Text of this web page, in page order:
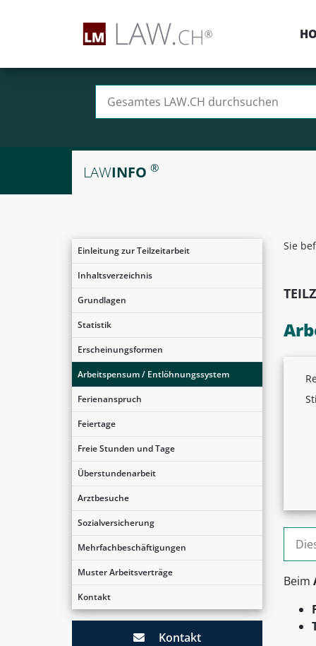
LAWINFO ®
Einleitung zur Teilzeitarbeit
Inhaltsverzeichnis
Grundlagen
Statistik
Erscheinungsformen
Arbeitspensum / Entlöhnungssystem
Ferienanspruch
Feiertage
Freie Stunden und Tage
Überstundenarbeit
Arztbesuche
Sozialversicherung
Mehrfachbeschäftigungen
Muster Arbeitsverträge
Kontakt
Kontakt
Sie
Beim